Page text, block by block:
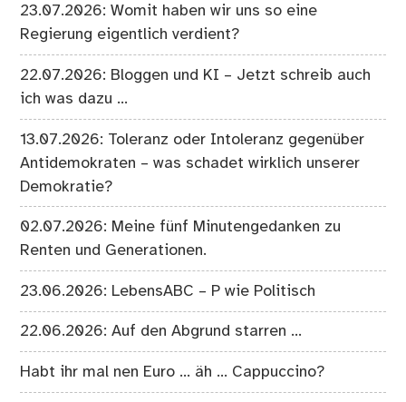
23.07.2026: Womit haben wir uns so eine
Regierung eigentlich verdient?
22.07.2026: Bloggen und KI – Jetzt schreib auch
ich was dazu …
13.07.2026: Toleranz oder Intoleranz gegenüber
Antidemokraten – was schadet wirklich unserer
Demokratie?
02.07.2026: Meine fünf Minutengedanken zu
Renten und Generationen.
23.06.2026: LebensABC – P wie Politisch
22.06.2026: Auf den Abgrund starren …
Habt ihr mal nen Euro … äh … Cappuccino?